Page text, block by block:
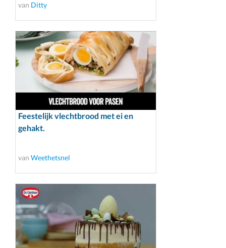
van Ditty
Feestelijk vlechtbrood met ei en
gehakt.
van Weethetsnel